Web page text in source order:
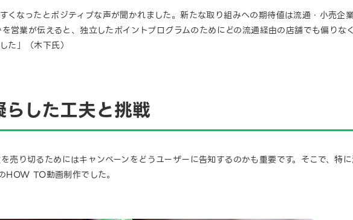
くなったとポジティブな声が聞かれました。新たな取り組みへの期待値は流通・小売企
営業が伝えると、独立したポイントプログラムのためにどの流通経由の店舗でも偏りな
た」（木下氏）
した工夫と挑戦
売り切るためにはキャンペーンをどうユーザーに告知するのかも重要です。そこで、特
HOW TO動画制作でした。